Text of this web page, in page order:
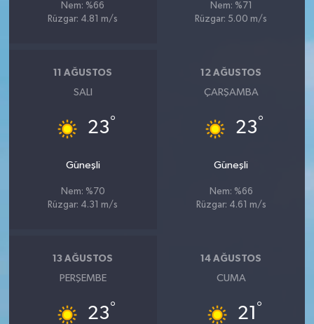
Nem: %66
Rüzgar: 4.81 m/s
Nem: %71
Rüzgar: 5.00 m/s
11 AĞUSTOS
SALI
23°
Güneşli
Nem: %70
Rüzgar: 4.31 m/s
12 AĞUSTOS
ÇARŞAMBA
23°
Güneşli
Nem: %66
Rüzgar: 4.61 m/s
13 AĞUSTOS
PERŞEMBE
23°
14 AĞUSTOS
CUMA
21 °